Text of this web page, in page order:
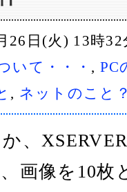
26日(火) 13時
いて・・・ , PC
, ネットのこと
、
、画像を10